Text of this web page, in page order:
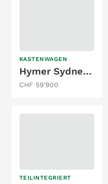
KASTENWAGEN
Hymer Sydney Limited
CHF 59'900
TEILINTEGRIERT